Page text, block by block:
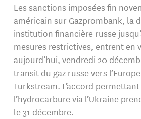
Les sanctions imposées fin
américain sur Gazprombank, la
institution financière russe
mesures restrictives, entrent en
aujourd’hui, vendredi 20
transit du gaz russe vers
Turkstream. L’accord
l’hydrocarbure via l’Ukraine
le 31 décembre.